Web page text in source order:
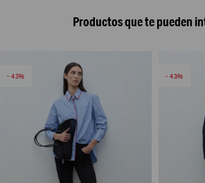
Productos que te pueden
43 43